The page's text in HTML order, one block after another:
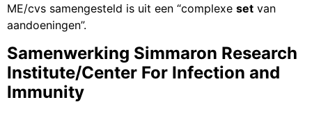
ME/cvs samengesteld is uit een “complexe set van
aandoeningen”.
Samenwerking Simmaron Research
Institute/Center For Infection and
Immunity